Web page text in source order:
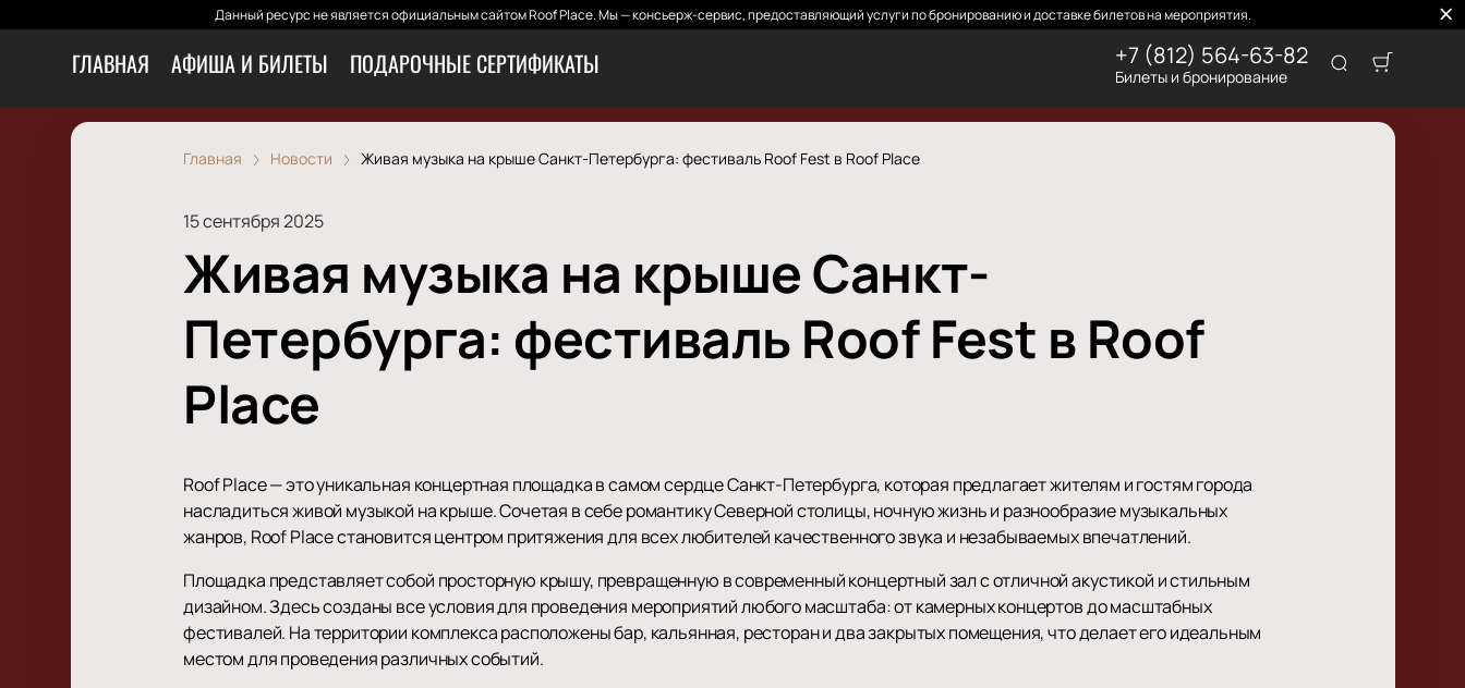
Данный ресурс не является официальным сайтом Roof Place. Мы — консьерж-сервис, предоставляющий услуги по бронированию и доставке билетов на мероприятия.
ГЛАВНАЯ АФИША И БИЛЕТЫ ПОДАРОЧНЫЕ СЕРТИФИКАТЫ +7 (812) 564-63-82
Билеты и бронирование
Главная Новости Живая музыка на крыше Санкт-Петербурга: фестиваль Roof Fest в Roof Place
15 сентября 2025
Живая музыка на крыше Санкт-
Петербурга: фестиваль Roof Fest в Roof
Place
Roof Place — это уникальная концертная площадка в самом сердце Санкт-Петербурга, которая предлагает жителям и гостям города
насладиться живой музыкой на крыше. Сочетая в себе романтику Северной столицы, ночную жизнь и разнообразие музыкальных
жанров, Roof Place становится центром притяжения для всех любителей качественного звука и незабываемых впечатлений.
Площадка представляет собой просторную крышу, превращенную в современный концертный зал с отличной акустикой и стильным
дизайном. Здесь созданы все условия для проведения мероприятий любого масштаба: от камерных концертов до масштабных
фестивалей. На территории комплекса расположены бар, кальянная, ресторан и два закрытых помещения, что делает его идеальным
местом для проведения различных событий.